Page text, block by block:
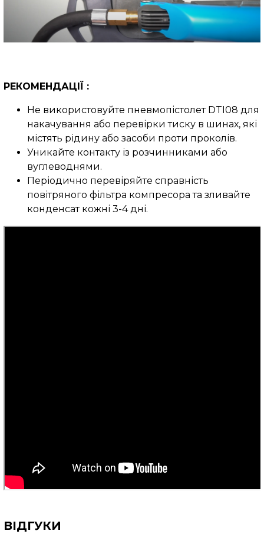
РЕКОМЕНДАЦІЇ :
Не використовуйте пневмопістолет DTI08 для
накачування або перевірки тиску в шинах, які
містять рідину або засоби проти проколів.
Уникайте контакту із розчинниками або
вуглеводнями.
Періодично перевіряйте справність
повітряного фільтра компресора та зливайте
конденсат кожні 3-4 дні.
ВІДГУКИ